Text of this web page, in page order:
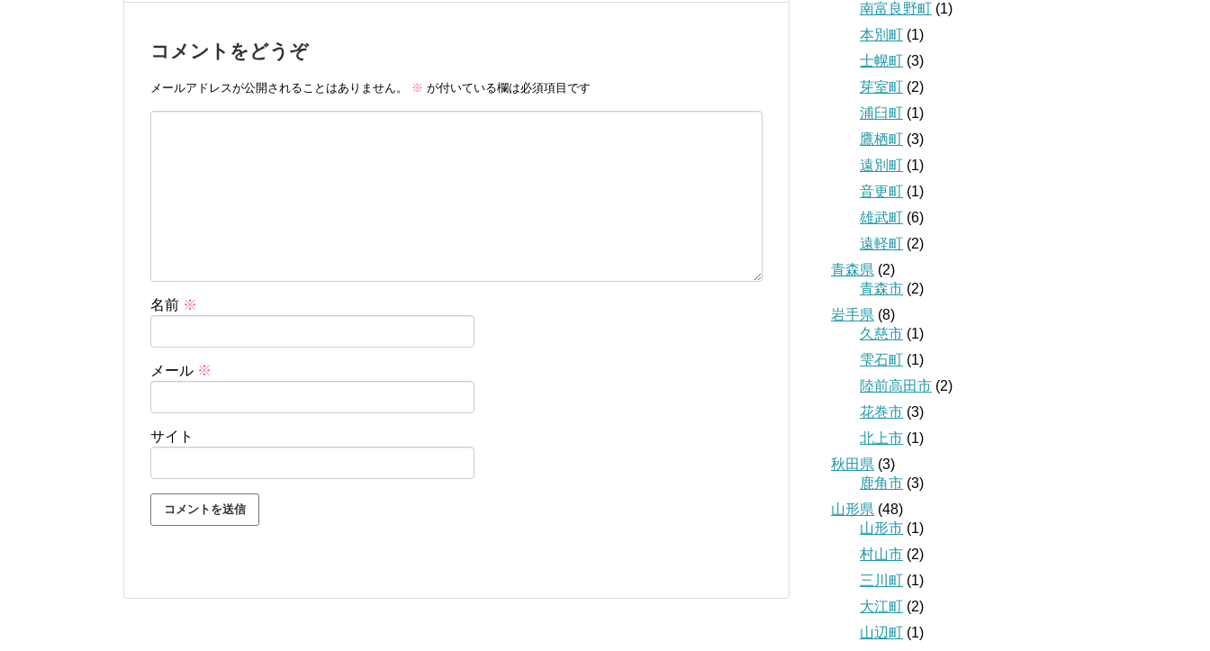
コメントをどうぞ
メールアドレスが公開されることはありません。 ※ が付いている欄は必須項目です
名前 ※
メール ※
サイト
南富良野町 (1)
本別町 (1)
士幌町 (3)
芽室町 (2)
浦臼町 (1)
鷹栖町 (3)
遠別町 (1)
音更町 (1)
雄武町 (6)
遠軽町 (2)
青森県 (2)
青森市 (2)
岩手県 (8)
久慈市 (1)
雫石町 (1)
陸前高田市 (2)
花巻市 (3)
北上市 (1)
秋田県 (3)
鹿角市 (3)
山形県 (48)
山形市 (1)
村山市 (2)
三川町 (1)
大江町 (2)
山辺町 (1)